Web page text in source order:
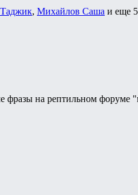
, Михайлов Саша и еще
фразы на рептильном форуме